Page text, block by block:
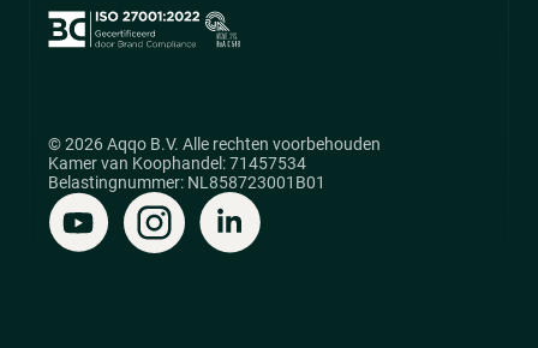
© 2026 Aqqo B.V. Alle rechten voorbehouden
Kamer van Koophandel: 71457534
Belastingnummer: NL858723001B01